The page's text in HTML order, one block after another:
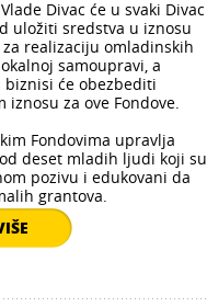
Divac će u svaki Divac
uložiti sredstva u iznosu
realizaciju omladinskih
samoupravi, a
će obezbediti
iznosu za ove Fondove.
Fondovima upravlja
deset mladih ljudi koji su
pozivu i edukovani da
grantova.